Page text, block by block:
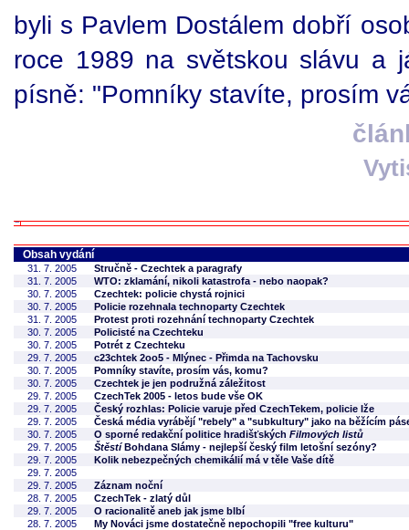
byli s Pavlem Dostálem dobří
roce 1989 na světskou slávu a
písně: "Pomníky stavíte, prosím
Obsah vydání
31. 7. 2005
Stručně - Czechtek a paragrafy
31. 7. 2005
WTO: zklamání, nikoli katastrofa - nebo naopak?
30. 7. 2005
Czechtek: policie chystá rojnici
30. 7. 2005
Policie rozehnala technoparty Czechtek
31. 7. 2005
Protest proti rozehnání technoparty Czechtek
30. 7. 2005
Policisté na Czechteku
30. 7. 2005
Potrét z Czechteku
29. 7. 2005
c23chtek 2oo5 - Mlýnec - Přimda na Tachovsku
30. 7. 2005
Pomníky stavíte, prosím vás, komu?
30. 7. 2005
Czechtek je jen podružná záležitost
29. 7. 2005
CzechTek 2005 - letos bude vše OK
29. 7. 2005
Český rozhlas: Policie varuje před CzechTekem, policie lže
29. 7. 2005
Česká média vyrábějí "rebely" a "subkultury" jako na běžícím
30. 7. 2005
O sporné redakční politice hradišťských Filmových listů
29. 7. 2005
ŠtěstíBohdana Slámy - nejlepší český film letošní sezóny?
29. 7. 2005
Kolik nebezpečných chemikálií má v těle Vaše dítě
29. 7. 2005
29. 7. 2005
Záznam noční
28. 7. 2005
CzechTek - zlatý důl
29. 7. 2005
O racionalitě aneb jak jsme blbí
28. 7. 2005
My Nováci jsme dostatečně nepochopili "free kulturu"